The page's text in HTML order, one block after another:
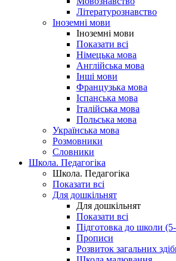
Літературознавство
Іноземні мови
Іноземні мови
Показати всі
Німецька мова
Англійська мова
Інші мови
Французька мова
Іспанська мова
Італійська мова
Польська мова
Українська мова
Розмовники
Словники
Школа. Педагогіка
Школа. Педагогіка
Показати всі
Для дошкільнят
Для дошкільнят
Показати всі
Підготовка до школи
Прописи
Розвиток загальних